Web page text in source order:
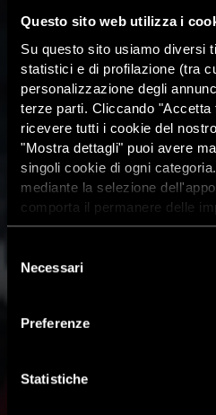
Questo sito web utilizza i
Su questo sito usiamo diversi
statistici e di profilazione (tra
personalizzazione degli
terze parti. Cliccando
ricevere tutti i cookie del
"Mostra dettagli" puoi avere
singoli cookie di ogni
mediante la selezione
comporta il permanere delle
dunque la continuazione della
dei cookie attivi sul sito clicca
delNecessari
Preferenze
Statistiche
Il parlamento
rifugiati